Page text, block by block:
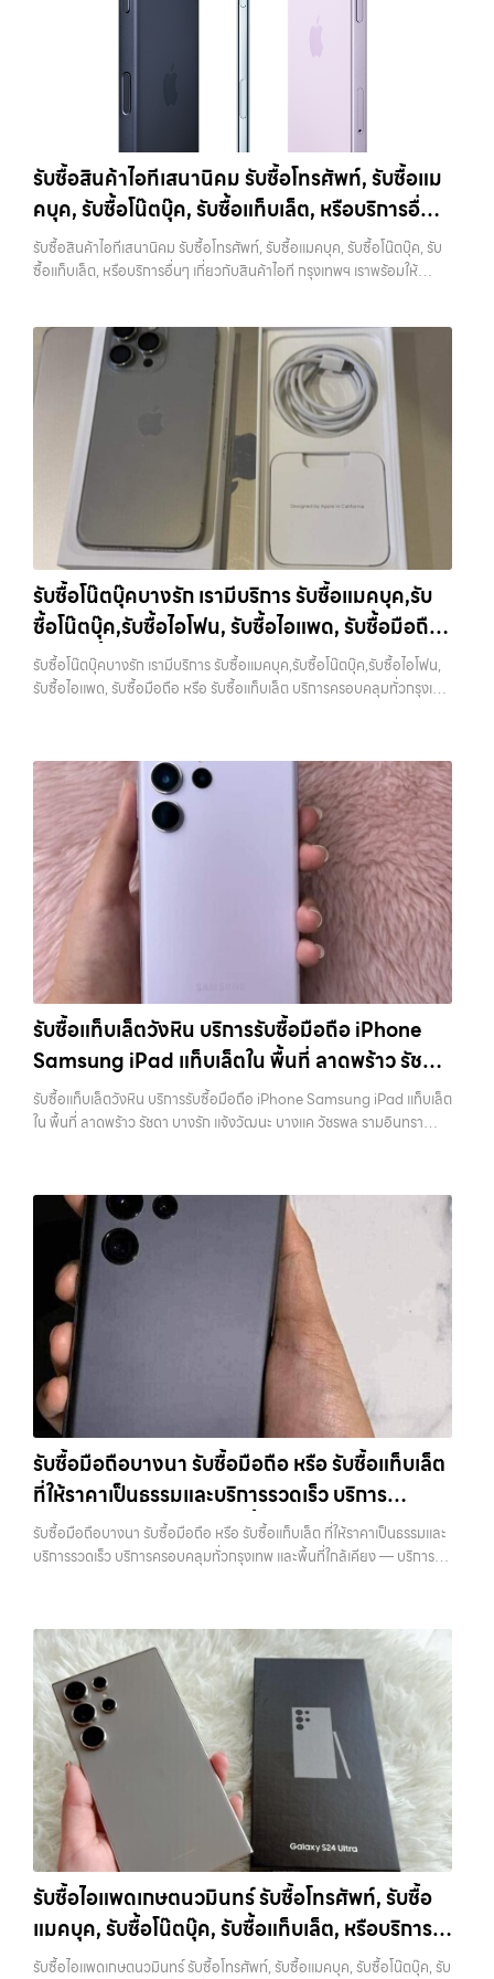
มาก เครื่องที่ดูดีตั้งแต่ในรูป จะช่วยเพิ่มโอกาสในการต่อรองราคาได้มากขึ้น
5. ตรวจสอบสภาพเครื่องและแบตเตอรี่ สภาพของเครื่องเป็นปัจจัยหลักที่
สิ่งที่ควรตรวจสอบ ได้แก่ หน้าจอมีรอยหรือไม่ กล้องใช้งานได้ปกติหรือไม่
ปุ่มต่างๆ กดได้ครบหรือไม่ ลำโพงและไมโครโฟนทำงานหรือไม่ อีกจุดที่
สำคัญคือแบตเตอรี่ ซึ่งสามารถตรวจสอบได้จากเมนู Battery Health หาก
เปอร์เซ็นต์ยังอยู่ในระดับสูง จะช่วยให้ได้ราคาดีกว่าเครื่องที่แบตเสื่อม ในบาง
กรณี การเปลี่ยนแบตก่อนขายอาจช่วยเพิ่มมูลค่าได้ แต่ควรคำนวณต้นทุนให้
ดีว่าคุ้มค่าหรือไม่ 6. เช็คราคาก่อนขายทุกครั้ง การรู้ราคาตลาดก่อนขายเป็น
สิ่งที่ช่วยให้คุณไม่เสียเปรียบ หลายคนขายโดยไม่เช็คข้อมูล ทำให้โดนกด
ราคามากกว่าที่ควรจะเป็น แนะนำให้ลองเปรียบเทียบราคาจากหลายแหล่ง
ทั้งร้านรับซื้อและช่องทางออนไลน์ เพื่อให้เห็นภาพรวมของราคาในตลาด
ครบช่วยเพิ่มราคา แม้จะไม่ใช่ปัจจัยหลัก แต่การมีอุปกรณ์ครบ เช่น กล่อง
สายชาร์จ หรืออุปกรณ์เสริม จะช่วยเพิ่มความน่าสนใจให้กับเครื่อง สำหรับ
บางรุ่น การมีกล่องครบอาจช่วยเพิ่มราคาได้พอสมควร เพราะผู้ซื้อสามารถ
นำไปขายต่อได้ง่ายขึ้น อย่างไรก็ตาม หากไม่มีอุปกรณ์เหล่านี้ ก็ยังสามารถ
ขายได้ตามปกติ เพียงแต่อาจไม่ได้ราคาสูงเท่ากับเครื่องที่มีครบ 8. เลือกช่อง
ทางการขายให้เหมาะกับตัวเอง การขาย iPhone มีหลายวิธี แต่ละวิธีก็มีข้อดี
และข้อจำกัดต่างกัน การขายเองผ่านแพลตฟอร์มออนไลน์อาจได้ราคาสูง
กว่า แต่ต้องใช้เวลาและมีความเสี่ยงในการเจอผู้ซื้อที่ไม่น่าเชื่อถือ การขายให้
ร้านรับซื้อจะสะดวกและรวดเร็ว แต่ควรเลือกร้านที่มีความน่าเชื่อถือและให้
ราคาตามสภาพจริง อีกทางเลือกหนึ่งคือการใช้บริการจำนำ ซึ่งเหมาะกับคน
ที่ต้องการเงินด่วนแต่ยังไม่อยากขายขาด โดยสามารถเลือกใช้บริการ…
สอง: 18,000 บาทiPhone 11 Pro Max 128GB รับซื้อได้ที่ 14,000 บาท
ราคาตลาดมือสอง: 20,000 บาทiPhone 11 Pro Max 256GB รับซื้อ
ได้ที่ 15,400 บาทราคาตลาดมือสอง: 22,000 บาท
mini (ปี 2020)iPhone 12 เป็นรุ่นแรกที่รองรับ 5G พร้อมดีไซน์ขอบ
ขึ้นราคารับซื้อ iPhone 12:iPhone 12 64GB รับซื้อได้ที่ 8,750 บาทราคา
ราคาสูง พร้อมจ่ายเงินทันที ประสบการณ์เหนือระดับกับการ รับซื้อไอ
เว็บไซต์ที่คุณไว้วางใจได้ สำหรับบริการ รับซื้อ มือถือ iPhone, Samsung,
iPad, แท็บเล็ต ทุกยี่ห้อ ให้ราคาสูง พร้อมจ่ายเงินทันที ครอบคลุมพื้นที่
ลาดพร้าว, รัชดา, บางรัก, แจ้งวัฒนะ, บางแค, วัชรพล, รามอินทรา และเขต
กรุงเทพฯ ใกล้ “ใกล้ ฉัน” ที่สุด ในยุคที่สมาร์ทโฟน แท็บเล็ต และอุปกรณ์ไอที
ใหม่ๆ เปลี่ยนรุ่นกันแทบทุกช่วงเวลา อุปกรณ์ที่คุณใช้แล้วอาจกลายเป็นของ
ที่ไม่ได้ใช้งานอยู่เฉยๆ เว็บไซต์ของเราจึงเกิดขึ้นเพื่อเป็นทางเลือกให้คุณ
สามารถเปลี่ยนอุปกรณ์ที่ไม่ใช้แล้วให้กลายเป็นเงินสดได้ทันที ด้วยบริการ รับ
แท็บเล็ต, รับซื้อสินค้าไอทีกรุงเทพมหานคร อย่างครบวงจร ไม่ว่าคุณจะอยู่
โซนเมืองหรือเขตชานเมือง เรามีทีมงานพร้อมให้บริการถึงที่ในพื้นที่ “ใกล้
ว่าอุปกรณ์แต่ละชิ้นไม่ใช่แค่เครื่องใช้ไฟฟ้า แต่เป็นทรัพย์สินที่มีมูลค่า คุณอาจ
ต้องการเปลี่ยนรุ่น หรือต้องการเงินด่วน เราจึงมอบบริการประเมินสภาพ
เครื่อง ฟรี ปราบปรามความยุ่งยากทั้งหลาย โดยเน้น โปร่งใส มั่นใจได้ และ
จ่ายเงินทันทีเมื่อตกลงซื้อขายสำเร็จ บริการของเราครอบคลุมทั้ง iPhone
สายใหม่-เก่า, Samsung ทุกรุ่น, iPad และแท็บเล็ตทุกแบรนด์ เรารับถึงแม้
จะอยู่ในสภาพใช้งานแล้ว ตกแต่งแล้ว หรือมีรอยบ้าง เพราะมูลค่าของเครื่อง
ไม่ได้ขึ้นอยู่แค่ยี่ห้อ แต่ขึ้นอยู่กับสภาพจริง ความครบชุด และความสะดวกใน
การขายของคุณ เราจึงตั้งใจให้บริการในเขต ลาดพร้าว, รัชดา, บางรัก,
แจ้งวัฒนะ, บางแค, วัชรพล, รามอินทรา, บางนา, บางพลี, เกษตรนวมินทร์,
เสนานิคม, วังหิน อย่างเต็มที่ ไม่ว่าคุณจะค้นหาคำว่า “รับซื้อมือถือใกล้ฉัน”,
“รับซื้อโทรศัพท์มือสองกรุงเทพ”, “ขาย iPad ได้ราคา”, “รับซื้อแท็บเล็ต
กรุงเทพถึงที่”, หรือ “รับซื้อ Samsung มือสอง ราคาสูง” — ที่นี่คือคำตอบ
เพราะบริการของเรามุ่งตรงให้คุณได้รับราคาและความสะดวกสบายที่เหนือ
กว่า เลือกเราแล้วคุณจะได้บริการที่คุณไว้วางใจ พร้อมทีมงานที่พร้อม
อำนวยความสะดวก นัดรับถึงที่ ตรวจสภาพอย่างมืออาชีพ และจ่ายเงินทันที
ทั้งหมดนี้เพื่อให้การขายอุปกรณ์ของคุณเป็นเรื่องง่ายขึ้น ดีกว่า รวดเร็วกว่า
และคุ้มค่ากว่า ทำไมต้องเลือกเรา ผู้เชี่ยวชาญด้านการให้บริการ รับซื้อมือถือ
วัชรพล, รามอินทรา, รวมถึง บางนา, บางพลี, เกษตรนวมินทร์, เสนานิคม,
วังหินไม่ว่าคุณจะต้องการ รับซื้อโทรศัพท์, รับซื้อแมคบุค, รับซื้อโน๊ตบุ๊ค, รับ
ซื้อแท็บเล็ต, หรือบริการอื่นๆ เกี่ยวกับสินค้าไอที กรุงเทพฯ – เราพร้อมให้
บริการครบวงจร บริการของเรา เราให้บริการแบบครบวงจรสำหรับลูกค้าที่
ต้องการขายอุปกรณ์ไอที ไม่ว่าจะเป็น: รับซื้อไอโฟน ทุกรุ่น…
รับซื้อสินค้าไอทีเสนานิคม รับซื้อโทรศัพท์, รับซื้อแม
คบุค, รับซื้อโน๊ตบุ๊ค, รับซื้อแท็บเล็ต, หรือบริการอื่นๆ
เกี่ยวกับสินค้าไอที กรุงเทพฯ เราพร้อมให้บริการครบ
วงจร
รับซื้อสินค้าไอทีเสนานิคม รับซื้อโทรศัพท์, รับซื้อแมคบุค, รับซื้อโน๊ตบุ๊ค, รับ
ซื้อแท็บเล็ต, หรือบริการอื่นๆ เกี่ยวกับสินค้าไอที กรุงเทพฯ เราพร้อมให้
แจ้งวัฒนะ บางแค วัชรพล รามอินทรา รับซื้อสินค้าไอทีเสนานิคม — รับซื้อ
โทรศัพท์, รับซื้อแมคบุค, รับซื้อโน๊ตบุ๊ค, รับซื้อแท็บเล็ต, หรือบริการอื่นๆ เกี่ยว
กับสินค้าไอที กรุงเทพฯ เราพร้อมให้บริการครบวงจร รับซื้อสินค้าไอที
เสนานิคม รับซื้อโทรศัพท์, รับซื้อแมคบุค, รับซื้อโน๊ตบุ๊ค, รับซื้อแท็บเล็ต, หรือ
บริการอื่นๆ เกี่ยวกับสินค้าไอที กรุงเทพฯ… รับซื้อสินค้าไอทีเสนานิคม รับ
ซื้อ iPad และแท็บเล็ตทุกแบรนด์ ทุกสภาพ — ขอขายง่าย ได้เงินเร็ว
ประสบการณ์เหนือระดับกับการ รับซื้อไอโฟน, รับซื้อไอแพด, รับซื้อมือถือ
ยินดีต้อนรับสู่ “รับซื้อขายมือถือ.com” เว็บไซต์ที่คุณไว้วางใจได้ สำหรับ
บริการ รับซื้อ มือถือ iPhone, Samsung, iPad, แท็บเล็ต ทุกยี่ห้อ ให้ราคา
สูง พร้อมจ่ายเงินทันที ครอบคลุมพื้นที่ ลาดพร้าว, รัชดา, บางรัก,
แจ้งวัฒนะ, บางแค, วัชรพล, รามอินทรา และเขตกรุงเทพฯ ใกล้ “ใกล้ ฉัน”
ที่สุด ในยุคที่สมาร์ทโฟน แท็บเล็ต และอุปกรณ์ไอทีใหม่ๆ เปลี่ยนรุ่นกันแทบ
ทุกช่วงเวลา อุปกรณ์ที่คุณใช้แล้วอาจกลายเป็นของที่ไม่ได้ใช้งานอยู่เฉยๆ
เว็บไซต์ของเราจึงเกิดขึ้นเพื่อเป็นทางเลือกให้คุณสามารถเปลี่ยนอุปกรณ์ที่
ไม่ใช้แล้วให้กลายเป็นเงินสดได้ทันที ด้วยบริการ รับซื้อไอโฟน, รับซื้อไอแพด,
รับซื้อมือถือ, รับซื้อโทรศัพท์, รับซื้อโน๊ตบุ๊ค, รับซื้อแท็บเล็ต, รับซื้อสินค้าไอที
รวดเร็วที่สุด ที่ “รับซื้อขายมือถือ.com” เราเข้าใจดีว่าอุปกรณ์แต่ละชิ้นไม่ใช่
แค่เครื่องใช้ไฟฟ้า แต่เป็นทรัพย์สินที่มีมูลค่า คุณอาจต้องการเปลี่ยนรุ่น หรือ
ต้องการเงินด่วน เราจึงมอบบริการประเมินสภาพเครื่อง ฟรี ปราบปราม
ความยุ่งยากทั้งหลาย โดยเน้น โปร่งใส มั่นใจได้ และจ่ายเงินทันทีเมื่อตกลง
ซื้อขายสำเร็จ บริการของเราครอบคลุมทั้ง iPhone สายใหม่-เก่า,
Samsung ทุกรุ่น, iPad และแท็บเล็ตทุกแบรนด์ เรารับถึงแม้จะอยู่ในสภาพ
ใช้งานแล้ว ตกแต่งแล้ว หรือมีรอยบ้าง เพราะมูลค่าของเครื่องไม่ได้ขึ้นอยู่แค่
ยี่ห้อ แต่ขึ้นอยู่กับสภาพจริง ความครบชุด และความสะดวกในการขายของ
คุณ เราจึงตั้งใจให้บริการในเขต ลาดพร้าว, รัชดา, บางรัก, แจ้งวัฒนะ,
บางแค, วัชรพล, รามอินทรา, บางนา, บางพลี, เกษตรนวมินทร์, เสนานิคม,
วังหิน อย่างเต็มที่ ไม่ว่าคุณจะค้นหาคำว่า “รับซื้อมือถือใกล้ฉัน”, “รับซื้อ
โทรศัพท์มือสองกรุงเทพ”, “ขาย iPad ได้ราคา”, “รับซื้อแท็บเล็ต กรุงเทพ
ถึงที่”, หรือ “รับซื้อ Samsung มือสอง ราคาสูง” — ที่นี่คือคำตอบ เพราะ
บริการของเรามุ่งตรงให้คุณได้รับราคาและความสะดวกสบายที่เหนือกว่า
ความสะดวก นัดรับถึงที่ ตรวจสภาพอย่างมืออาชีพ และจ่ายเงินทันที
ทั้งหมดนี้เพื่อให้การขายอุปกรณ์ของคุณเป็นเรื่องง่ายขึ้น ดีกว่า รวดเร็วกว่า
ทันที โดยเน้นบริการในพื้นที่ ลาดพร้าว, รัชดา, บางรัก, แจ้งวัฒนะ, บางแค,
วัชรพล, รามอินทรา, รวมถึง บางนา, บางพลี, เกษตรนวมินทร์, เสนานิคม,
วังหินไม่ว่าคุณจะต้องการ รับซื้อโทรศัพท์, รับซื้อแมคบุค, รับซื้อโน๊ตบุ๊ค, รับ
ซื้อแท็บเล็ต, หรือบริการอื่นๆ เกี่ยวกับสินค้าไอที กรุงเทพฯ – เราพร้อมให้
บริการครบวงจร บริการของเรา เราให้บริการแบบครบวงจรสำหรับลูกค้าที่
ต้องการขายอุปกรณ์ไอที ไม่ว่าจะเป็น:…
รับซื้อโน๊ตบุ๊คบางรัก เรามีบริการ รับซื้อแมคบุค,รับ
ซื้อโน๊ตบุ๊ค,รับซื้อไอโฟน, รับซื้อไอแพด, รับซื้อมือถือ
หรือ รับซื้อแท็บเล็ต บริการครอบคลุมทั่วกรุงเทพ
และพื้นที่ใกล้เคียง
รับซื้อโน๊ตบุ๊คบางรัก เรามีบริการ รับซื้อแมคบุค,รับซื้อโน๊ตบุ๊ค,รับซื้อไอโฟน,
รับซื้อไอแพด, รับซื้อมือถือ หรือ รับซื้อแท็บเล็ต บริการครอบคลุมทั่วกรุงเทพ
ดา บางรัก แจ้งวัฒนะ บางแค วัชรพล รามอินทรา รับซื้อโน๊ตบุ๊คบางรัก —
เรามีบริการ รับซื้อแมคบุค,รับซื้อโน๊ตบุ๊ค,รับซื้อไอโฟน, รับซื้อไอแพด, รับซื้อ
มือถือ หรือ รับซื้อแท็บเล็ต บริการครอบคลุมทั่วกรุงเทพ และพื้นที่ใกล้เคียง
รับซื้อโน๊ตบุ๊คบางรัก เรามีบริการ รับซื้อแมคบุค,รับซื้อโน๊ตบุ๊ค,รับซื้อไอโฟน,
รับซื้อไอแพด, รับซื้อมือถือ หรือ รับซื้อแท็บเล็ต บริการครอบคลุมทั่ว
กรุงเทพ… รับซื้อโน๊ตบุ๊คบางรัก บริการถึงพื้นที่ เขตลาดพร้าว, รัชดา,
บางรัก, แจ้งวัฒนะ, บางแค, วัชรพล, รามอินทรา — นัดรับสะดวกทุกเขต
ประสบการณ์เหนือระดับกับการ รับซื้อไอโฟน, รับซื้อไอแพด, รับซื้อมือถือ
ยินดีต้อนรับสู่ “รับซื้อขายมือถือ.com” เว็บไซต์ที่คุณไว้วางใจได้ สำหรับ
บริการ รับซื้อ มือถือ iPhone, Samsung, iPad, แท็บเล็ต ทุกยี่ห้อ ให้ราคา
สูง พร้อมจ่ายเงินทันที ครอบคลุมพื้นที่ ลาดพร้าว, รัชดา, บางรัก,
แจ้งวัฒนะ, บางแค, วัชรพล, รามอินทรา และเขตกรุงเทพฯ ใกล้ “ใกล้ ฉัน”
ที่สุด ในยุคที่สมาร์ทโฟน แท็บเล็ต และอุปกรณ์ไอทีใหม่ๆ เปลี่ยนรุ่นกันแทบ
ทุกช่วงเวลา อุปกรณ์ที่คุณใช้แล้วอาจกลายเป็นของที่ไม่ได้ใช้งานอยู่เฉยๆ
ไม่ใช้แล้วให้กลายเป็นเงินสดได้ทันที ด้วยบริการ รับซื้อไอโฟน, รับซื้อไอแพด,
รับซื้อมือถือ, รับซื้อโทรศัพท์, รับซื้อโน๊ตบุ๊ค, รับซื้อแท็บเล็ต, รับซื้อสินค้าไอที
รวดเร็วที่สุด ที่ “รับซื้อขายมือถือ.com” เราเข้าใจดีว่าอุปกรณ์แต่ละชิ้นไม่ใช่
แค่เครื่องใช้ไฟฟ้า แต่เป็นทรัพย์สินที่มีมูลค่า คุณอาจต้องการเปลี่ยนรุ่น หรือ
ต้องการเงินด่วน เราจึงมอบบริการประเมินสภาพเครื่อง ฟรี ปราบปราม
ความยุ่งยากทั้งหลาย โดยเน้น โปร่งใส มั่นใจได้ และจ่ายเงินทันทีเมื่อตกลง
ซื้อขายสำเร็จ บริการของเราครอบคลุมทั้ง iPhone สายใหม่-เก่า,
Samsung ทุกรุ่น, iPad และแท็บเล็ตทุกแบรนด์ เรารับถึงแม้จะอยู่ในสภาพ
ใช้งานแล้ว ตกแต่งแล้ว หรือมีรอยบ้าง เพราะมูลค่าของเครื่องไม่ได้ขึ้นอยู่แค่
ยี่ห้อ แต่ขึ้นอยู่กับสภาพจริง ความครบชุด และความสะดวกในการขายของ
คุณ เราจึงตั้งใจให้บริการในเขต ลาดพร้าว, รัชดา, บางรัก, แจ้งวัฒนะ,
บางแค, วัชรพล, รามอินทรา, บางนา, บางพลี, เกษตรนวมินทร์, เสนานิคม,
วังหิน อย่างเต็มที่ ไม่ว่าคุณจะค้นหาคำว่า “รับซื้อมือถือใกล้ฉัน”, “รับซื้อ
โทรศัพท์มือสองกรุงเทพ”, “ขาย iPad ได้ราคา”, “รับซื้อแท็บเล็ต กรุงเทพ
ถึงที่”, หรือ “รับซื้อ Samsung มือสอง ราคาสูง” — ที่นี่คือคำตอบ เพราะ
บริการของเรามุ่งตรงให้คุณได้รับราคาและความสะดวกสบายที่เหนือกว่า
เลือกเราแล้วคุณจะได้บริการที่คุณไว้วางใจ พร้อมทีมงานที่พร้อมอำนวย
ความสะดวก นัดรับถึงที่ ตรวจสภาพอย่างมืออาชีพ และจ่ายเงินทันที
ทั้งหมดนี้เพื่อให้การขายอุปกรณ์ของคุณเป็นเรื่องง่ายขึ้น ดีกว่า รวดเร็วกว่า
ทันที โดยเน้นบริการในพื้นที่ ลาดพร้าว, รัชดา, บางรัก, แจ้งวัฒนะ, บางแค,
วัชรพล, รามอินทรา, รวมถึง บางนา, บางพลี, เกษตรนวมินทร์, เสนานิคม,
วังหินไม่ว่าคุณจะต้องการ รับซื้อโทรศัพท์, รับซื้อแมคบุค, รับซื้อโน๊ตบุ๊ค, รับ
ซื้อแท็บเล็ต, หรือบริการอื่นๆ เกี่ยวกับสินค้าไอที กรุงเทพฯ – เราพร้อมให้
บริการครบวงจร…
รับซื้อแท็บเล็ตวังหิน บริการรับซื้อมือถือ iPhone
Samsung iPad แท็บเล็ตใน พื้นที่ ลาดพร้าว รัชดา
บางรัก แจ้งวัฒนะ บางแค วัชรพล รามอินทรา
พร้อมจ่ายเงินทันที
รับซื้อแท็บเล็ตวังหิน บริการรับซื้อมือถือ iPhone Samsung iPad แท็บเล็ต
ใน พื้นที่ ลาดพร้าว รัชดา บางรัก แจ้งวัฒนะ บางแค วัชรพล รามอินทรา
ดา บางรัก แจ้งวัฒนะ บางแค วัชรพล รามอินทรา รับซื้อแท็บเล็ตวังหิน —
บริการรับซื้อมือถือ iPhone Samsung iPad แท็บเล็ตใน พื้นที่ ลาดพร้าว
รัชดา บางรัก แจ้งวัฒนะ บางแค วัชรพล รามอินทรา พร้อมจ่ายเงินทันที รับ
ซื้อแท็บเล็ตวังหิน บริการรับซื้อมือถือ iPhone Samsung iPad แท็บเล็ตใน
พื้นที่ ลาดพร้าว รัชดา บางรัก แจ้งวัฒนะ บางแค วัชรพล รามอินทรา พร้อม
จ่ายเงินทันที… รับซื้อแท็บเล็ตวังหิน รับซื้อ iPad และแท็บเล็ตทุกแบรนด์ ทุก
สภาพ — ขอขายง่าย ได้เงินเร็ว ประสบการณ์เหนือระดับกับการ รับซื้อไอ
โฟน, รับซื้อไอแพด, รับซื้อมือถือ ยินดีต้อนรับสู่ “รับซื้อขายมือถือ.com”
เว็บไซต์ที่คุณไว้วางใจได้ สำหรับบริการ รับซื้อ มือถือ iPhone, Samsung,
iPad, แท็บเล็ต ทุกยี่ห้อ ให้ราคาสูง พร้อมจ่ายเงินทันที ครอบคลุมพื้นที่
ลาดพร้าว, รัชดา, บางรัก, แจ้งวัฒนะ, บางแค, วัชรพล, รามอินทรา และเขต
กรุงเทพฯ ใกล้ “ใกล้ ฉัน” ที่สุด ในยุคที่สมาร์ทโฟน แท็บเล็ต และอุปกรณ์ไอที
ใหม่ๆ เปลี่ยนรุ่นกันแทบทุกช่วงเวลา อุปกรณ์ที่คุณใช้แล้วอาจกลายเป็นของ
ที่ไม่ได้ใช้งานอยู่เฉยๆ เว็บไซต์ของเราจึงเกิดขึ้นเพื่อเป็นทางเลือกให้คุณ
สามารถเปลี่ยนอุปกรณ์ที่ไม่ใช้แล้วให้กลายเป็นเงินสดได้ทันที ด้วยบริการ รับ
ซื้อไอโฟน, รับซื้อไอแพด, รับซื้อมือถือ, รับซื้อโทรศัพท์, รับซื้อโน๊ตบุ๊ค, รับซื้อ
แท็บเล็ต, รับซื้อสินค้าไอทีกรุงเทพมหานคร อย่างครบวงจร ไม่ว่าคุณจะอยู่
ว่าอุปกรณ์แต่ละชิ้นไม่ใช่แค่เครื่องใช้ไฟฟ้า แต่เป็นทรัพย์สินที่มีมูลค่า คุณอาจ
ต้องการเปลี่ยนรุ่น หรือต้องการเงินด่วน เราจึงมอบบริการประเมินสภาพ
เครื่อง ฟรี ปราบปรามความยุ่งยากทั้งหลาย โดยเน้น โปร่งใส มั่นใจได้ และ
จ่ายเงินทันทีเมื่อตกลงซื้อขายสำเร็จ บริการของเราครอบคลุมทั้ง iPhone
สายใหม่-เก่า, Samsung ทุกรุ่น, iPad และแท็บเล็ตทุกแบรนด์ เรารับถึงแม้
จะอยู่ในสภาพใช้งานแล้ว ตกแต่งแล้ว หรือมีรอยบ้าง เพราะมูลค่าของเครื่อง
ไม่ได้ขึ้นอยู่แค่ยี่ห้อ แต่ขึ้นอยู่กับสภาพจริง ความครบชุด และความสะดวกใน
การขายของคุณ เราจึงตั้งใจให้บริการในเขต ลาดพร้าว, รัชดา, บางรัก,
แจ้งวัฒนะ, บางแค, วัชรพล, รามอินทรา, บางนา, บางพลี, เกษตรนวมินทร์,
เสนานิคม, วังหิน อย่างเต็มที่ ไม่ว่าคุณจะค้นหาคำว่า “รับซื้อมือถือใกล้ฉัน”,
“รับซื้อโทรศัพท์มือสองกรุงเทพ”, “ขาย iPad ได้ราคา”, “รับซื้อแท็บเล็ต
กรุงเทพถึงที่”, หรือ “รับซื้อ Samsung มือสอง ราคาสูง” — ที่นี่คือคำตอบ
เพราะบริการของเรามุ่งตรงให้คุณได้รับราคาและความสะดวกสบายที่เหนือ
กว่า เลือกเราแล้วคุณจะได้บริการที่คุณไว้วางใจ พร้อมทีมงานที่พร้อม
อำนวยความสะดวก นัดรับถึงที่ ตรวจสภาพอย่างมืออาชีพ และจ่ายเงินทันที
รับซื้อมือถือบางนา รับซื้อมือถือ หรือ รับซื้อแท็บเล็ต
ที่ให้ราคาเป็นธรรมและบริการรวดเร็ว บริการ
ครอบคลุมทั่วกรุงเทพ และพื้นที่ใกล้เคียง
รับซื้อมือถือบางนา รับซื้อมือถือ หรือ รับซื้อแท็บเล็ต ที่ให้ราคาเป็นธรรมและ
บริการรวดเร็ว บริการครอบคลุมทั่วกรุงเทพ และพื้นที่ใกล้เคียง — บริการรับ
รามอินทรา รับซื้อมือถือบางนา — รับซื้อมือถือ หรือ รับซื้อแท็บเล็ต ที่ให้
ราคาเป็นธรรมและบริการรวดเร็ว บริการครอบคลุมทั่วกรุงเทพ และพื้นที่ใกล้
เคียง รับซื้อมือถือบางนา รับซื้อมือถือ หรือ รับซื้อแท็บเล็ต ที่ให้ราคาเป็น
ธรรมและบริการรวดเร็ว บริการครอบคลุมทั่วกรุงเทพ และพื้นที่ใกล้เคียง รับ
ซื้อ Samsung… รับซื้อมือถือบางนา รับซื้อ Samsung และมือถือ
Android ทุกยี่ห้อ ไม่ว่าจะรุ่นใหม่หรือรุ่นเก่า ประสบการณ์เหนือระดับกับ
การ รับซื้อไอโฟน, รับซื้อไอแพด, รับซื้อมือถือ ยินดีต้อนรับสู่ “รับซื้อขายมือ
ถือ.com” เว็บไซต์ที่คุณไว้วางใจได้ สำหรับบริการ รับซื้อ มือถือ iPhone,
Samsung, iPad, แท็บเล็ต ทุกยี่ห้อ ให้ราคาสูง พร้อมจ่ายเงินทันที
ครอบคลุมพื้นที่ ลาดพร้าว, รัชดา, บางรัก, แจ้งวัฒนะ, บางแค, วัชรพล,
รามอินทรา และเขตกรุงเทพฯ ใกล้ “ใกล้ ฉัน” ที่สุด ในยุคที่สมาร์ทโฟน
แท็บเล็ต และอุปกรณ์ไอทีใหม่ๆ เปลี่ยนรุ่นกันแทบทุกช่วงเวลา อุปกรณ์ที่คุณ
ใช้แล้วอาจกลายเป็นของที่ไม่ได้ใช้งานอยู่เฉยๆ เว็บไซต์ของเราจึงเกิดขึ้นเพื่อ
เป็นทางเลือกให้คุณสามารถเปลี่ยนอุปกรณ์ที่ไม่ใช้แล้วให้กลายเป็นเงินสดได้
รับซื้อโน๊ตบุ๊ค, รับซื้อแท็บเล็ต, รับซื้อสินค้าไอทีกรุงเทพมหานคร อย่างครบ
รับซื้อไอแพดเกษตนวมินทร์ รับซื้อโทรศัพท์, รับซื้อ
แมคบุค, รับซื้อโน๊ตบุ๊ค, รับซื้อแท็บเล็ต, หรือบริการ
อื่นๆ เกี่ยวกับสินค้าไอที กรุงเทพฯ เราพร้อมให้
รับซื้อไอแพดเกษตนวมินทร์ รับซื้อโทรศัพท์, รับซื้อแมคบุค, รับซื้อโน๊ตบุ๊ค, รับ